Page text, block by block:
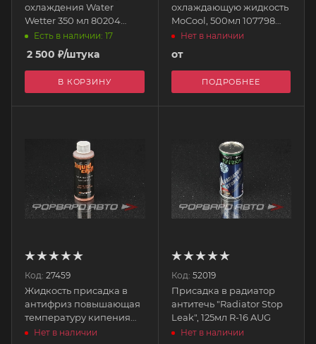
охлаждения Water
Wetter 350 мл 80204
REDLINE
Есть в наличии: 17
2 500 ₽/штука
В КОРЗИНУ
охлаждающую жидкость
MoCool, 500мл 107798
MOTUL
Нет в наличии
от
ПОДРОБНЕЕ
Код: 27459
Жидкость присадка в
антифриз повышающая
температуру кипения
MMRA-LC MISHIMOTO
Нет в наличии
Код: 52019
Присадка в радиатор
антитечь "Radiator Stop
Leak", 125мл R-16 AUG
Нет в наличии